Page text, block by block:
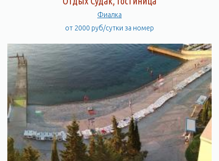
Фиалка
от 2000 руб/сутки за номер